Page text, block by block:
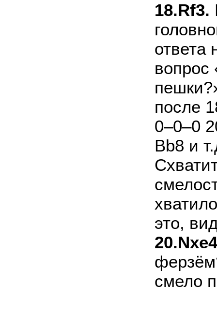
18.Rf3.
ответа
вопрос
после
0–0–0
Bb8 и
это,
смело